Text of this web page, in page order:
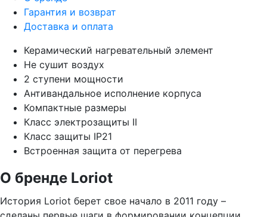
Гарантия и возврат
Доставка и оплата
Керамический нагревательный элемент
Не сушит воздух
2 ступени мощности
Антивандальное исполнение корпуса
Компактные размеры
Класс электрозащиты II
Класс защиты IP21
Встроенная защита от перегрева
О бренде Loriot
История Loriot берет свое начало в 2011 году –